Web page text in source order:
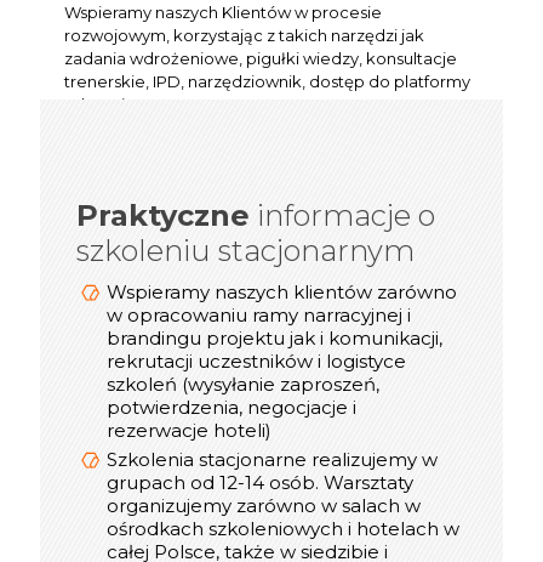
Wspieramy naszych Klientów w procesie
rozwojowym, korzystając z takich narzędzi jak
zadania wdrożeniowe, pigułki wiedzy, konsultacje
trenerskie, IPD, narzędziownik, dostęp do platformy
e-learning Certes, czy one pager.
Praktyczne informacje o
szkoleniu stacjonarnym
Wspieramy naszych klientów zarówno
w opracowaniu ramy narracyjnej i
brandingu projektu jak i komunikacji,
rekrutacji uczestników i logistyce
szkoleń (wysyłanie zaproszeń,
potwierdzenia, negocjacje i
rezerwacje hoteli)
Szkolenia stacjonarne realizujemy w
grupach od 12-14 osób. Warsztaty
organizujemy zarówno w salach w
ośrodkach szkoleniowych i hotelach w
całej Polsce, także w siedzibie i
Praktyczne
informacje o
szkoleniu online/webinarze
Dostosowujemy technologię transmisji
video (Zoom, Microsoft Teams, Cisco
Webex, Google Meet) do możliwości
naszych Klientów
Podczas spotkań online korzystamy z
takich narzędzi jak: Mentimeter, Miro,
Mural, Padlet, Jambord
Mamy duże doświadczenie w realizacji
szkoleń online - pierwsze działania
rozpoczęliśmy w 2019 roku
Podczas szkoleń online uczestnicy